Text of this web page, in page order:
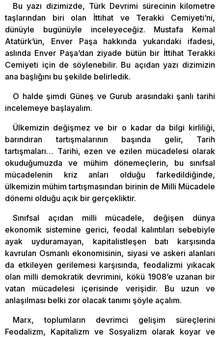
Bu yazı dizimizde, Türk Devrimi sürecinin kilometre
taşlarından biri olan İttihat ve Terakki Cemiyeti’ni,
dünüyle bugünüyle inceleyeceğiz. Mustafa Kemal
Atatürk’ün, Enver Paşa hakkında yukarıdaki ifadesi,
aslında Enver Paşa’dan ziyade bütün bir İttihat Terakki
Cemiyeti için de söylenebilir. Bu açıdan yazı dizimizin
ana başlığını bu şekilde belirledik.
O halde şimdi Güneş ve Gurub arasındaki şanlı tarihi
incelemeye başlayalım.
Ülkemizin değişmez ve bir o kadar da bilgi kirliliği,
barındıran tartışmalarının başında gelir, Tarih
tartışmaları… Tarihi, ezen ve ezilen mücadelesi olarak
okuduğumuzda ve mühim dönemeçlerin, bu sınıfsal
mücadelenin kriz anları olduğu farkedildiğinde,
ülkemizin mühim tartışmasından birinin de Milli Mücadele
dönemi olduğu açık bir gerçekliktir.
Sınıfsal açıdan milli mücadele, değişen dünya
ekonomik sistemine gerici, feodal kalıntıları sebebiyle
ayak uyduramayan, kapitalistleşen batı karşısında
kavrulan Osmanlı ekonomisinin, siyasi ve askeri alanları
da etkileyen gerilemesi karşısında, feodalizmi yıkacak
olan milli demokratik devrimini, kökü 1908’e uzanan bir
vatan mücadelesi içerisinde verişidir. Bu uzun ve
anlaşılması belki zor olacak tanımı şöyle açalım.
Marx, toplumların devrimci gelişim süreçlerini
Feodalizm, Kapitalizm ve Sosyalizm olarak koyar ve